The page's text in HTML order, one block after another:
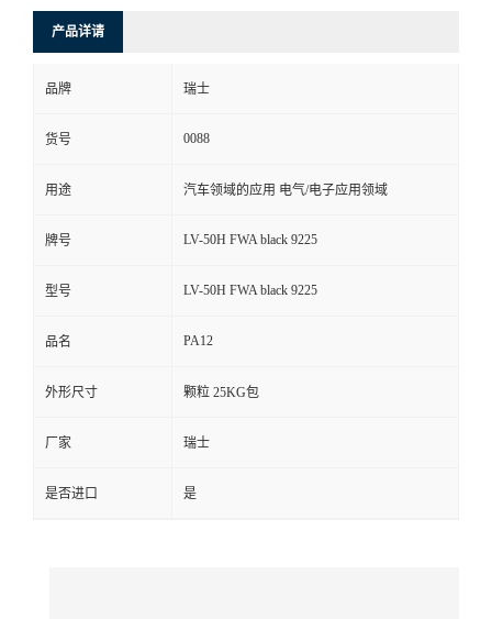
式
在
线
产品详请
品牌 瑞士
货号 0088
用途 汽车领域的应用 电气/电子应用领域
牌号 LV-50H FWA black 9225
型号 LV-50H FWA black 9225
品名 PA12
外形尺寸 颗粒 25KG包
厂家 瑞士
是否进口 是